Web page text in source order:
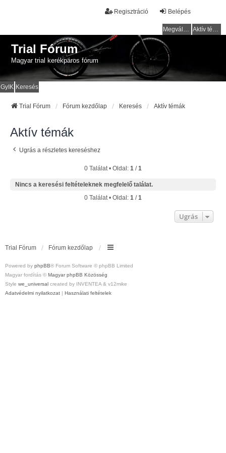
Belépés
Regisztráció
Megválaszolatlan témák Aktív témák
Trial Fórum
Magyar trial kerékpáros fórum
GyIK Keresés
Trial Fórum Fórum kezdőlap Keresés Aktív témák
Aktív témák
Ugrás a részletes kereséshez
0 Találat • Oldal: 1 /1
Nincs a keresési feltételeknek megfelelő találat.
0 Találat • Oldal: 1 /1
Ugrás
Trial Fórum Fórum kezdőlap
Powered by phpBB® Forum Software © phpBB Limited
Magyar fordítás © Magyar phpBB Közösség
Style we_universal created by INVENTEA & v12mike
Adatvédelmi nyilatkozat | Használati feltételek